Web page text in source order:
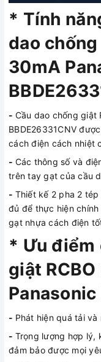
* Tính
dao
30mA
- Cầu dao chống giật
BBDE26331CNV
cách điện cách nhiệt
- Các thông số và
trên tay gạt của cầu
- Thiết kế 2 pha 2
đủ để thực hiện
gạt nhựa cách điện
* Ưu điểm
giật
Panasonic
- Phát hiện quá tải
- Trọng lượng hợp lý,
đảm bảo được mọi